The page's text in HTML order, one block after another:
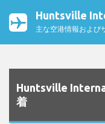
Huntsville
主な空港情報および
Huntsville
着